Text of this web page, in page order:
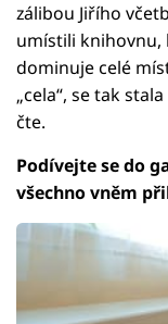
zálibou Jiřího
umístili knihovnu,
dominuje celé
„cela“, se tak
čte.
Podívejte se do
všechno vněm